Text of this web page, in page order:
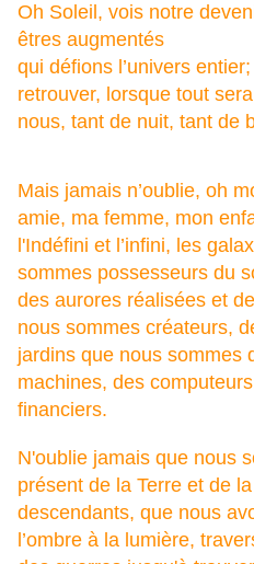
Oh Soleil, vois notre
êtres augmentés
qui défions l’univers
retrouver, l orsque tout
nous, tant de nuit, tant de
Mais jamais n’oublie, oh
amie, ma femme, mon
l'Indéfini et l’infini, l es
sommes possesseurs du
des aurores réalisées et
nous sommes créateurs, d
jardins que nous sommes
machines, des
financiers.
N'oublie jamais que nous
présent de la Terre et de
descendants, que nous
l’ombre à la lumière, t